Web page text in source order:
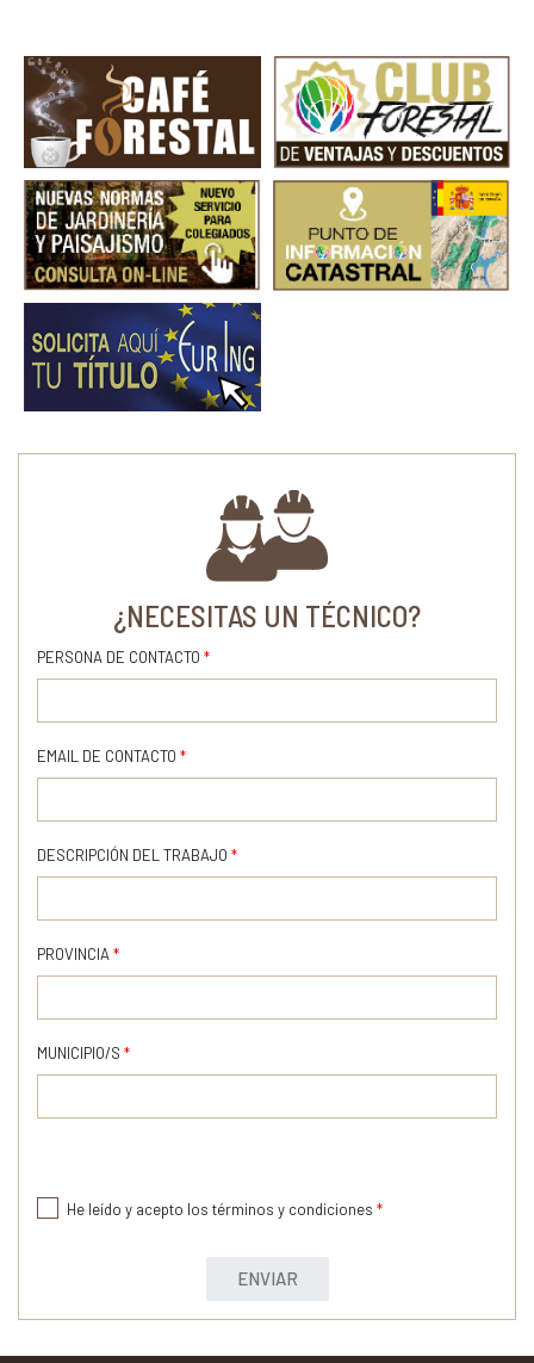
¿NECESITAS UN TÉCNICO?
PERSONA DE CONTACTO *
EMAIL DE CONTACTO *
DESCRIPCIÓN DEL TRABAJO *
PROVINCIA *
MUNICIPIO/S *
He leído y acepto los términos y condiciones *
ENVIAR